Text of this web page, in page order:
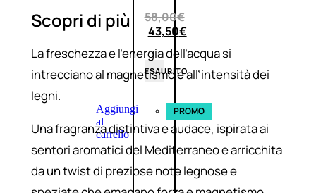
58,00€
43,50€
ESAURITO
Aggiungi
al
carrello
PROMO
Scopri di più
La freschezza e l’energia dell’acqua si
intrecciano al magnetismo e all’intensità dei
legni.
Una fragranza distintiva e audace, ispirata ai
sentori aromatici del Mediterraneo e arricchita
da un twist di preziose note legnose e